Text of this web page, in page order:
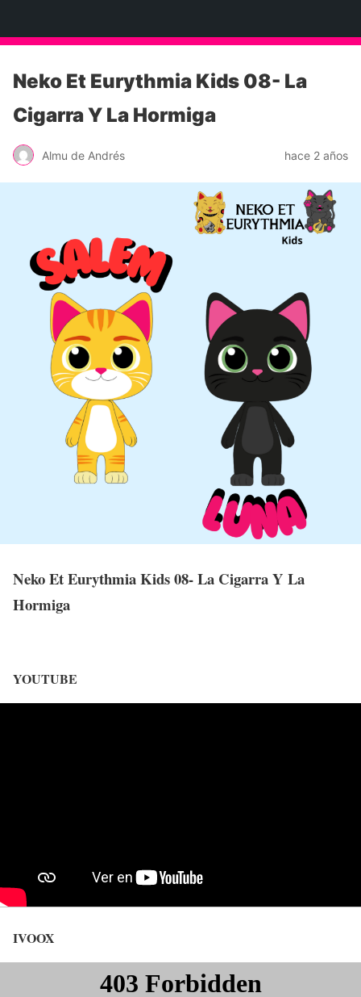
Neko Et Eurythmia Kids 08- La
Cigarra Y La Hormiga
Almu de Andrés hace 2 años
Neko Et Eurythmia Kids 08- La Cigarra Y La
Hormiga
YOUTUBE
IVOOX